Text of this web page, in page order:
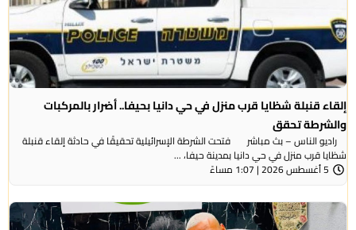
إلقاء قنبلة شظايا قرب منزل في حي دانيا بحيفا.. أضرار بالمركبات
والشرطة تحقق
راديو الناس – بث مباشر فتحت الشرطة الإسرائيلية تحقيقًا في حادثة إلقاء قنبلة
شظايا قرب منزل في حي دانيا بمدينة حيفا، ...
5 أغسطس 2026 | 1:07 مساءً